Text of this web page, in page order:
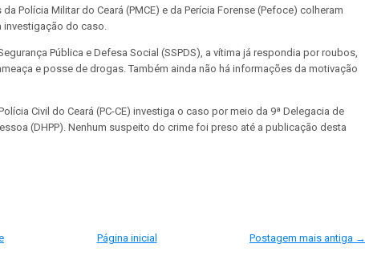
Polícia Militar do Ceará (PMCE) e da Perícia Forense (Pefoce) colheram
investigação do caso.
Pública e Defesa Social (SSPDS), a vítima já respondia por roubos,
e posse de drogas. Também ainda não há informações da motivação
Civil do Ceará (PC-CE) investiga o caso por meio da 9ª Delegacia de
(DHPP). Nenhum suspeito do crime foi preso até a publicação desta
Postagem mais antiga →
Página inicial